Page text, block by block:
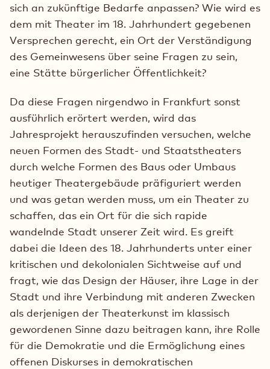
sich an zukünftige Bedarfe anpassen? Wie wird es
dem mit Theater im 18. Jahrhundert gegebenen
Versprechen gerecht, ein Ort der Verständigung
des Gemeinwesens über seine Fragen zu sein,
eine Stätte bürgerlicher Öffentlichkeit?
Da diese Fragen nirgendwo in Frankfurt sonst
ausführlich erörtert werden, wird das
Jahresprojekt herauszufinden versuchen, welche
neuen Formen des Stadt- und Staatstheaters
durch welche Formen des Baus oder Umbaus
heutiger Theatergebäude präfiguriert werden
und was getan werden muss, um ein Theater zu
schaffen, das ein Ort für die sich rapide
wandelnde Stadt unserer Zeit wird. Es greift
dabei die Ideen des 18. Jahrhunderts unter einer
kritischen und dekolonialen Sichtweise auf und
fragt, wie das Design der Häuser, ihre Lage in der
Stadt und ihre Verbindung mit anderen Zwecken
als derjenigen der Theaterkunst im klassisch
gewordenen Sinne dazu beitragen kann, ihre Rolle
für die Demokratie und die Ermöglichung eines
offenen Diskurses in demokratischen